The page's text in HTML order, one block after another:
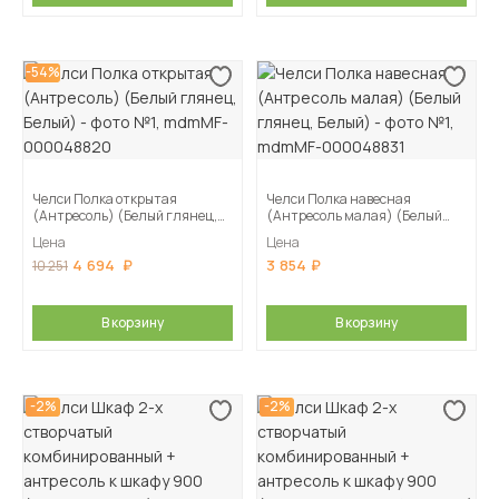
-54%
Челси Полка открытая
(Антресоль) (Белый глянец,
Цена
10 251 4 694
В корзину
Челси Полка навесная
(Антресоль малая) (Белый
Цена
3 854
В корзину
-2% -2%